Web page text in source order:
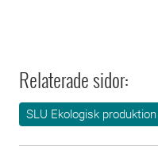
Relaterade sidor:
SLU Ekologisk